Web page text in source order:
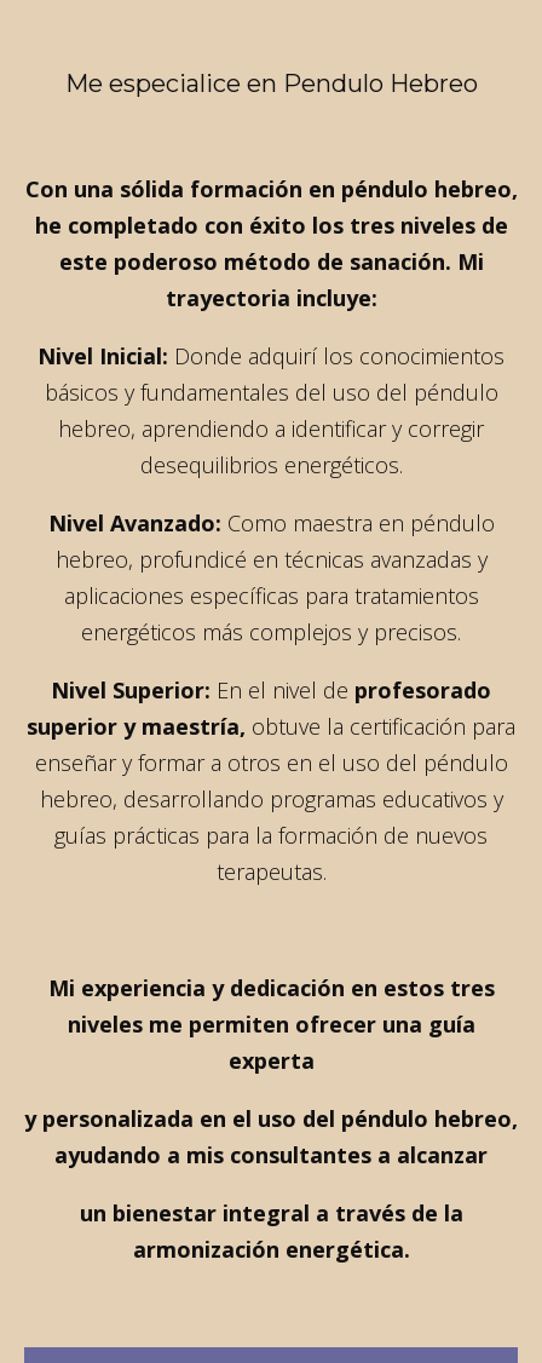
Me especialice en Pendulo Hebreo
Con una sólida formación en péndulo hebreo,
he completado con éxito los tres niveles de
este poderoso método de sanación. Mi
trayectoria incluye:
Nivel Inicial: Donde adquirí los conocimientos
básicos y fundamentales del uso del péndulo
hebreo, aprendiendo a identificar y corregir
desequilibrios energéticos.
Nivel Avanzado: Como maestra en péndulo
hebreo, profundicé en técnicas avanzadas y
aplicaciones específicas para tratamientos
energéticos más complejos y precisos.
Nivel Superior: En el nivel de profesorado
superior y maestría, obtuve la certificación para
enseñar y formar a otros en el uso del péndulo
hebreo, desarrollando programas educativos y
guías prácticas para la formación de nuevos
terapeutas.
Mi experiencia y dedicación en estos tres
niveles me permiten ofrecer una guía
experta
y personalizada en el uso del péndulo hebreo,
ayudando a mis consultantes a alcanzar
un bienestar integral a través de la
armonización energética.